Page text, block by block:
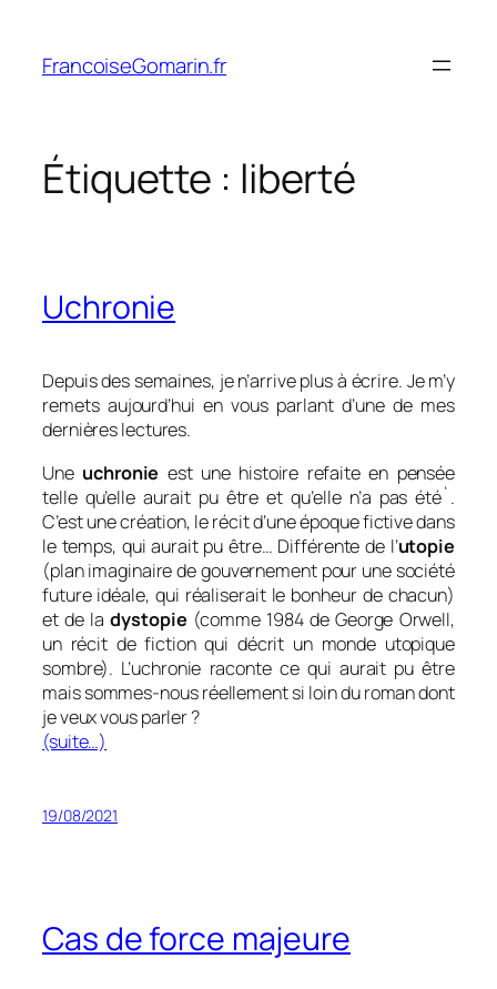
contenu
FrancoiseGomarin.fr
Étiquette : liberté
Uchronie
Depuis des semaines, je n’arrive plus à écrire. Je m’y
remets aujourd’hui en vous parlant d’une de mes
dernières lectures.
Une uchronie est une histoire refaite en pensée
telle qu’elle aurait pu être et qu’elle n’a pas été`.
C’est une création, le récit d’une époque fictive dans
le temps, qui aurait pu être… Différente de l’utopie
(plan imaginaire de gouvernement pour une société
future idéale, qui réaliserait le bonheur de chacun)
et de ladystopie (comme 1984 de George Orwell,
un récit de fiction qui décrit un monde utopique
sombre). L’uchronie raconte ce qui aurait pu être
mais sommes-nous réellement si loin du roman dont
je veux vous parler ?
(suite…)
19/08/2021
Cas de force majeure